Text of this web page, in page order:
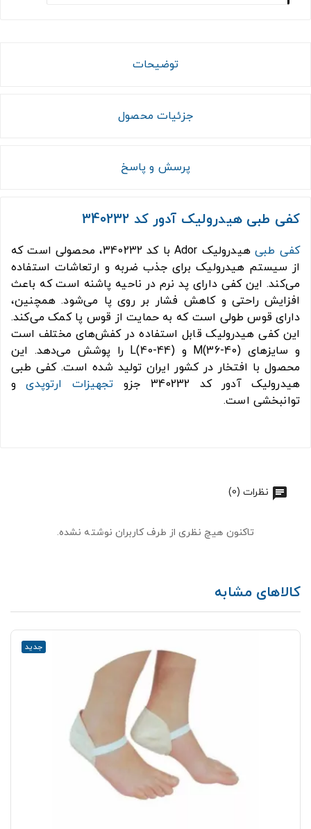
توضیحات
جزئیات محصول
پرسش و پاسخ
کفی طبی هیدرولیک آدور کد 340232
کفی طبی
هیدرولیک Ador با کد 340232، محصولی است که
از سیستم هیدرولیک برای جذب ضربه و ارتعاشات استفاده
می‌کند. این کفی دارای پد نرم در ناحیه پاشنه است که باعث
افزایش راحتی و کاهش فشار بر روی پا می‌شود. همچنین،
دارای قوس طولی است که به حمایت از قوس پا کمک می‌کند.
این کفی هیدرولیک قابل استفاده در کفش‌های مختلف است
و سایزهای M(36-40) و L(40-44) را پوشش می‌دهد. این
محصول با افتخار در کشور ایران تولید شده است. کفی طبی
هیدرولیک آدور کد 340232 جزو
تجهیزات ارتوپدیو
توانبخشی است.
نظرات (0)
تاکنون هیچ نظری از طرف کاربران نوشته نشده.
کالاهای مشابه
جدید